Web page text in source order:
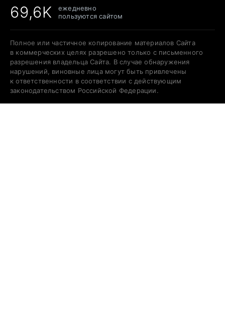
69,6K
ежедневно
пользуются сайтом
Полное или частичное копирование материалов Сайта
в коммерческих целях разрешено только с письменного
разрешения владельца Сайта. В случае обнаружения
нарушений, виновные лица могут быть привлечены
к ответственности в соответствии с действующим
законодательством Российской Федерации.